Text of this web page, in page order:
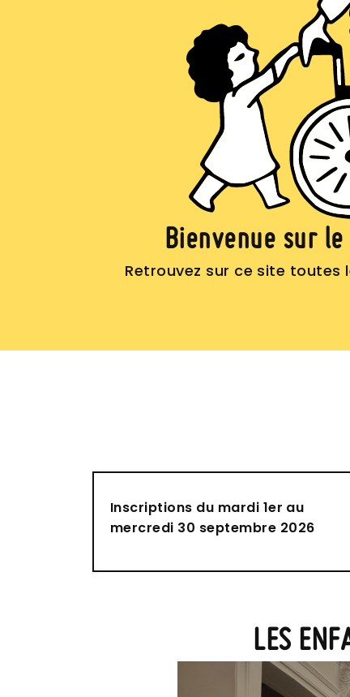
Bienvenue sur
Retrouvez sur ce site toutes
Inscriptions du mardi 1er au
mercredi 30 septembre 2026
LES